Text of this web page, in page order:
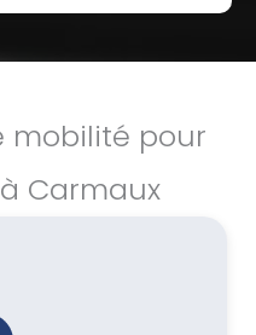
mobilité pour
Carmaux